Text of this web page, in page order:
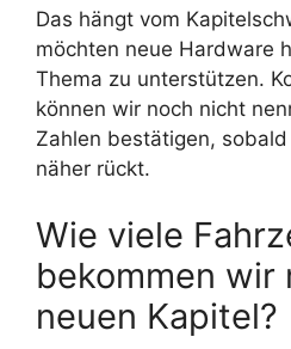
Das hängt vom
möchten neue Hardware
Thema zu unterstützen.
können wir noch nicht
Zahlen bestätigen,
näher rückt.
Wie viele
bekommen wir
neuen Kapitel?